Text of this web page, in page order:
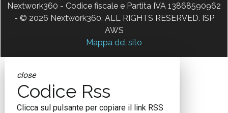
Nextwork360 - Codice fiscale e Partita IVA 13868590962
- © 2026 Nextwork360. ALL RIGHTS RESERVED. ISP
AWS
Mappa del sito
close
Codice Rss
Clicca sul pulsante per copiare il link RSS